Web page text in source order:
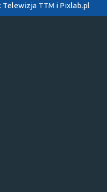
Telewizja TTM i Pixlab.pl